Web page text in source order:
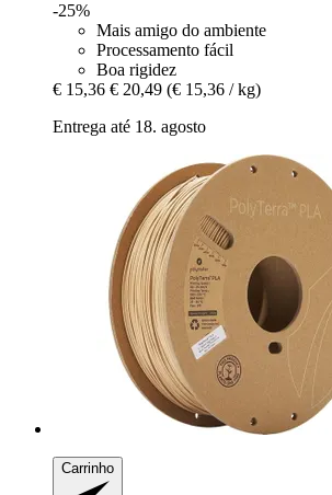
-25%
Mais amigo do ambiente
Processamento fácil
Boa rigidez
€ 15,36 € 20,49 (€ 15,36 / kg)
Entrega até 18. agosto
Carrinho